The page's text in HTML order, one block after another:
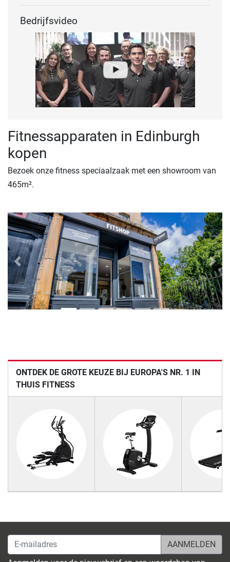
Bedrijfsvideo
Fitnessapparaten in Edinburgh
kopen
Bezoek onze fitness speciaalzaak met een showroom van
465m².
Previous Next
ONTDEK DE GROTE KEUZE BIJ EUROPA'S NR. 1 IN
THUIS FITNESS
E-mailadres